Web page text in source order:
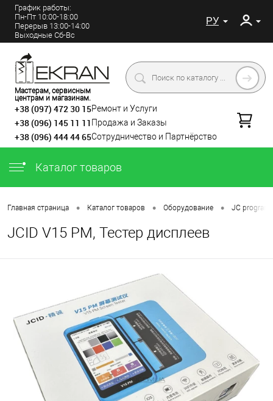
График работы:
Пн-Пт 10:00-18:00
Перерыв 13:00-14:00
Выходные Сб-Вс
РУ
Мастерам, сервисным
центрам и магазинам.
+38 (097) 472 30 15Ремонт и Услуги
+38 (096) 145 11 11 Продажа и Заказы
+38 (096) 444 44 65Сотрудничество и Партнёрство
Каталог товаров
Главная страница • Каталог товаров • Оборудование • JC
JCID V15 PM, Тестер дисплеев